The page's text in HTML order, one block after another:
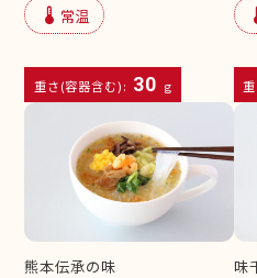
device_thermostat 常温
重さ(容器含む): 30 g
熊本伝承の味 味